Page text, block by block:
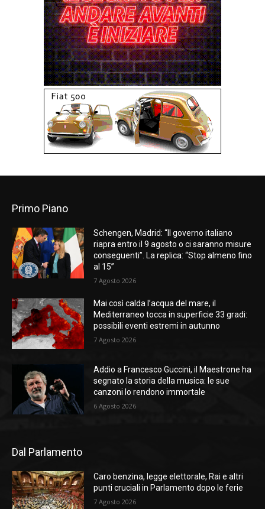
Primo Piano
Schengen, Madrid: “Il governo italiano
riapra entro il 9 agosto o ci saranno misure
conseguenti”. La replica: “Stop almeno fino
al 15”
7 Agosto 2026
Mai così calda l’acqua del mare, il
Mediterraneo tocca in superficie 33 gradi:
possibili eventi estremi in autunno
7 Agosto 2026
Addio a Francesco Guccini, il Maestrone ha
segnato la storia della musica: le sue
canzoni lo rendono immortale
6 Agosto 2026
Dal Parlamento
Caro benzina, legge elettorale, Rai e altri
punti cruciali in Parlamento dopo le ferie
7 Agosto 2026